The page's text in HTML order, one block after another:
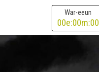
War-eeun
00e:00m:00